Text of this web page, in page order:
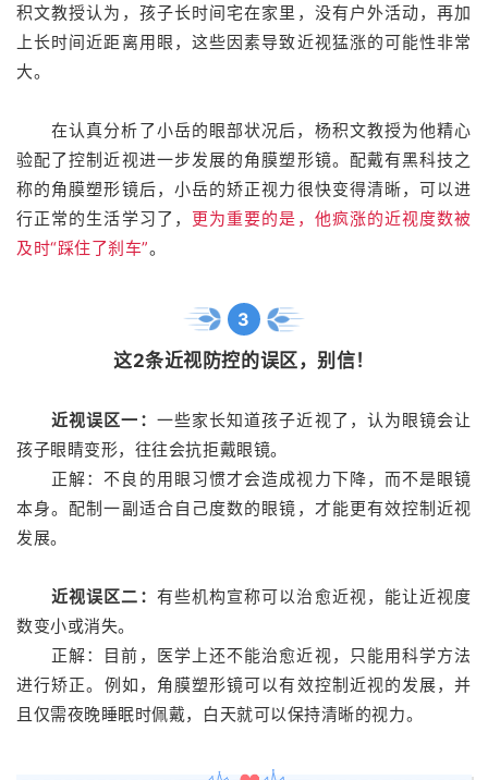
积文教授认为，孩子长时间宅在家里，没有户外活动，再加
上长时间近距离用眼，这些因素导致近视猛涨的可能性非常
大。
在认真分析了小岳的眼部状况后，杨积文教授为他精心
验配了控制近视进一步发展的角膜塑形镜。配戴有黑科技之
称的角膜塑形镜后，小岳的矫正视力很快变得清晰，可以进
行正常的生活学习了， 更为重要的是，他疯涨的近视度数被
及时“踩住了刹车”。
3
这2条近视防控的误区，别信！
近视误区一： 一些家长知道孩子近视了，认为眼镜会让
孩子眼睛变形，往往会抗拒戴眼镜。
正解：不良的用眼习惯才会造成视力下降，而不是眼镜
本身。配制一副适合自己度数的眼镜，才能更有效控制近视
发展。
近视误区二： 有些机构宣称可以治愈近视，能让近视度
数变小或消失。
正解：目前，医学上还不能治愈近视，只能用科学方法
进行矫正。 例如，角膜塑形镜可以有效控制近视的发展，并
且仅需夜晚睡眠时佩戴，白天就可以保持清晰的视力。